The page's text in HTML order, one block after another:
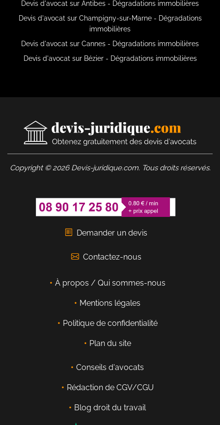
Devis d'avocat sur Antibes - Dégradations immobilières
Devis d'avocat sur Champigny-sur-Marne - Dégradations
immobilières
Devis d'avocat sur Cannes - Dégradations immobilières
Devis d'avocat sur Bézier - Dégradations immobilières
Copyright © 2026 Devis-juridique.com. Tous droits réservés.
Demander un devis
Contactez-nous
À propos / Qui sommes-nous
Mentions légales
Politique de confidentialité
Plan du site
Conseils d'avocats
Rédaction de CGV/CGU
Blog droit du travail